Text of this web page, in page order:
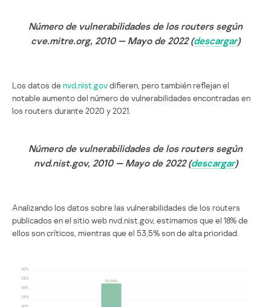
Número de vulnerabilidades de los routers según
cve.mitre.org, 2010 — Mayo de 2022 (descargar)
Los datos de nvd.nist.govdifieren, pero también reflejan el
notable aumento del número de vulnerabilidades encontradas en
los routers durante 2020 y 2021.
Número de vulnerabilidades de los routers según
nvd.nist.gov, 2010 — Mayo de 2022 (descargar)
Analizando los datos sobre las vulnerabilidades de los routers
publicados en el sitio web nvd.nist.gov, estimamos que el 18% de
ellos son críticos, mientras que el 53,5% son de alta prioridad.